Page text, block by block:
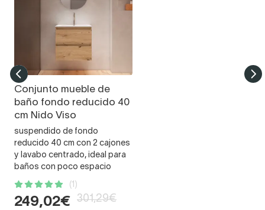
Conjunto mueble de
baño fondo reducido 40
cm Nido Viso
suspendido de fondo
reducido 40 cm con 2 cajones
y lavabo centrado, ideal para
baños con poco espacio
(1)
249,02€ 301,29€